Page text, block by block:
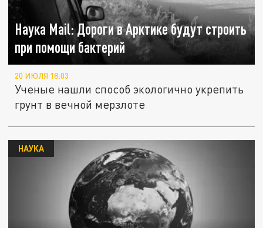
Наука Mail: Дороги в Арктике будут строить
при помощи бактерий
20 ИЮЛЯ 18:03
Ученые нашли способ экологично укрепить
грунт в вечной мерзлоте
НАУКА